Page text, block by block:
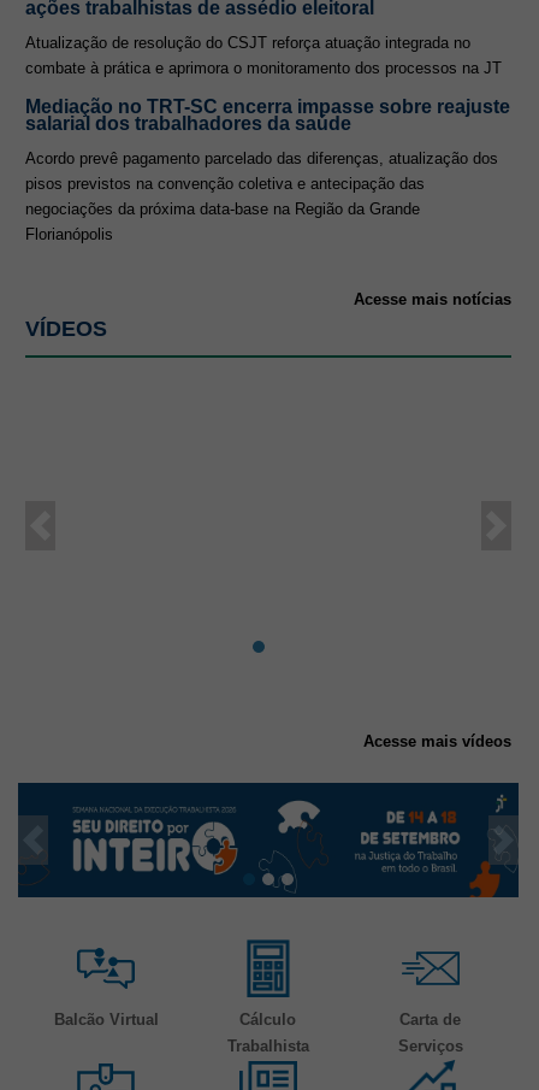
ações trabalhistas de assédio eleitoral
Atualização de resolução do CSJT reforça atuação integrada no
combate à prática e aprimora o monitoramento dos processos na JT
Mediação no TRT-SC encerra impasse sobre reajuste
salarial dos trabalhadores da saúde
Acordo prevê pagamento parcelado das diferenças, atualização dos
pisos previstos na convenção coletiva e antecipação das
negociações da próxima data-base na Região da Grande
Florianópolis
Acesse mais notícias
VÍDEOS
Acesse mais vídeos
Anterior
Ferramentas e Serviços
Balcão Virtual
Cálculo
Trabalhista
Carta de
Serviços